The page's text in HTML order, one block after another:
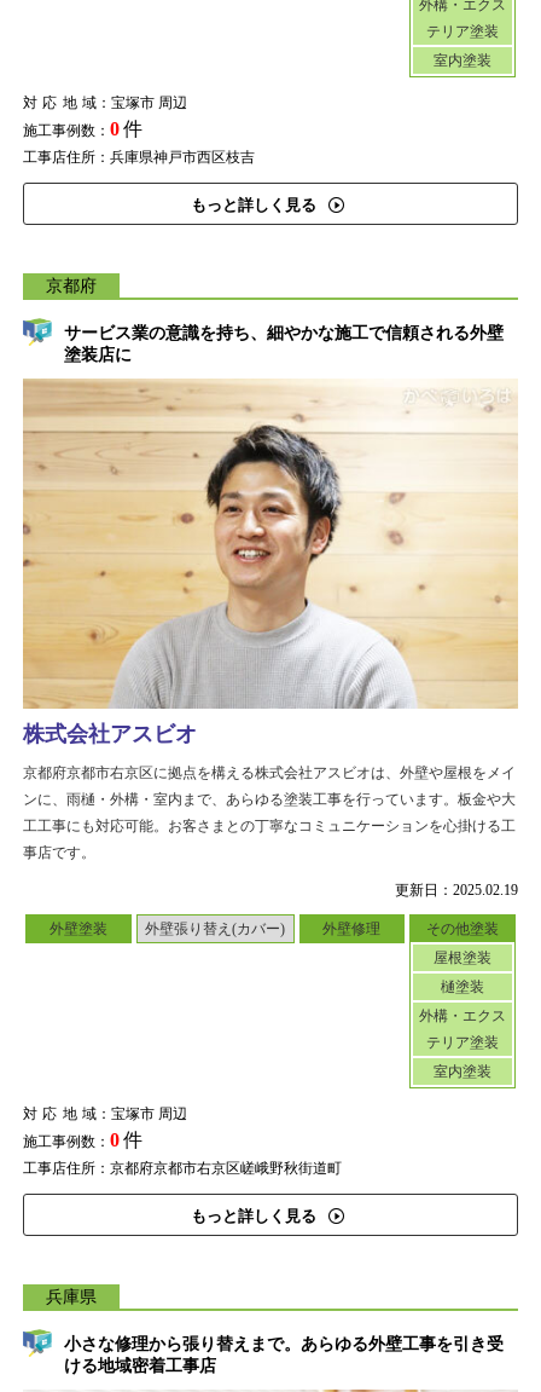
外構・エクス
テリア塗装
室内塗装
対応地域：宝塚市 周辺
施工事例数： 0件
工事店住所：兵庫県神戸市西区枝吉
もっと詳しく見る
京都府
サービス業の意識を持ち、細やかな施工で信頼される外壁
塗装店に
更新日：2025.02.19
外壁塗装 外壁張り替え(カバー) 外壁修理
その他塗装
屋根塗装
樋塗装
外構・エクス
テリア塗装
室内塗装
対応地域：宝塚市 周辺
施工事例数： 0件
工事店住所：京都府京都市右京区嵯峨野秋街道町
もっと詳しく見る
株式会社アスビオ
京都府京都市右京区に拠点を構える株式会社アスビオは、外壁や屋根をメイ
ンに、雨樋・外構・室内まで、あらゆる塗装工事を行っています。板金や大
工工事にも対応可能。お客さまとの丁寧なコミュニケーションを心掛ける工
事店です。
兵庫県
小さな修理から張り替えまで。あらゆる外壁工事を引き受
ける地域密着工事店